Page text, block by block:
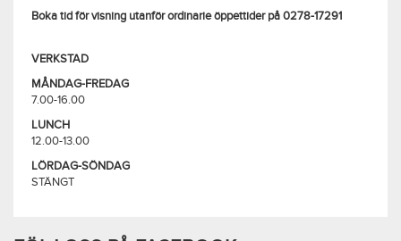
Boka tid för visning utanför ordinarie öppettider på 0278-17291
VERKSTAD
MÅNDAG-FREDAG
7.00-16.00
LUNCH
12.00-13.00
LÖRDAG-SÖNDAG
STÄNGT